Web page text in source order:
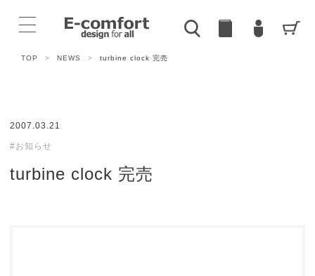
TOP > NEWS > turbine clock 完売
2007.03.21
#お知らせ
turbine clock 完売